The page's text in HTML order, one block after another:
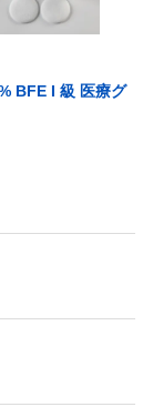
BFE I 級 医療グ